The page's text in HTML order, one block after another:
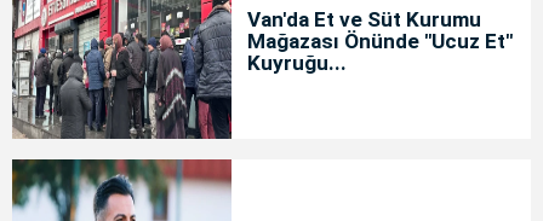
Van'da Et ve Süt Kurumu
Mağazası Önünde "Ucuz Et"
Kuyruğu...